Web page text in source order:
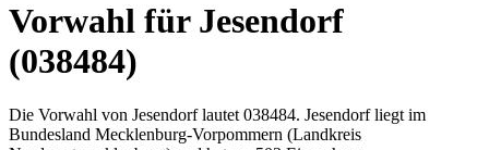
Vorwahl für Jesendorf
(038484)
Die Vorwahl von Jesendorf lautet 038484. Jesendorf liegt im
Bundesland Mecklenburg-Vorpommern (Landkreis